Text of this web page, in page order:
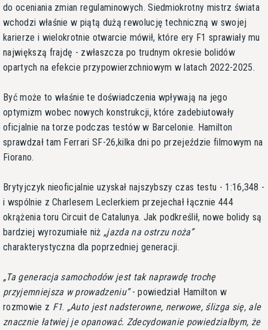
do oceniania zmian regulaminowych. Siedmiokrotny mistrz świata
wchodzi właśnie w piątą dużą rewolucję techniczną w swojej
karierze i wielokrotnie otwarcie mówił, które ery F1 sprawiały mu
największą frajdę - zwłaszcza po trudnym okresie bolidów
opartych na efekcie przypowierzchniowym w latach 2022-2025.
Być może to właśnie te doświadczenia wpływają na jego
optymizm wobec nowych konstrukcji, które zadebiutowały
oficjalnie na torze podczas testów w Barcelonie. Hamilton
sprawdzał tam Ferrari SF-26,kilka dni po przejeździe filmowym na
Fiorano.
Brytyjczyk nieoficjalnie uzyskał najszybszy czas testu - 1:16,348 -
i wspólnie z Charlesem Leclerkiem przejechał łącznie 444
okrążenia toru Circuit de Catalunya. Jak podkreślił, nowe bolidy są
bardziej wyrozumiałe niż jazda na ostrzu noża
charakterystyczna dla poprzedniej generacji.
Ta generacja samochodów jest tak naprawdę trochę
przyjemniejsza w prowadzeniu - powiedział Hamilton w
rozmowie z F1. Auto jest nadsterowne, nerwowe, ślizga się, ale
znacznie łatwiej je opanować. Zdecydowanie powiedziałbym, że